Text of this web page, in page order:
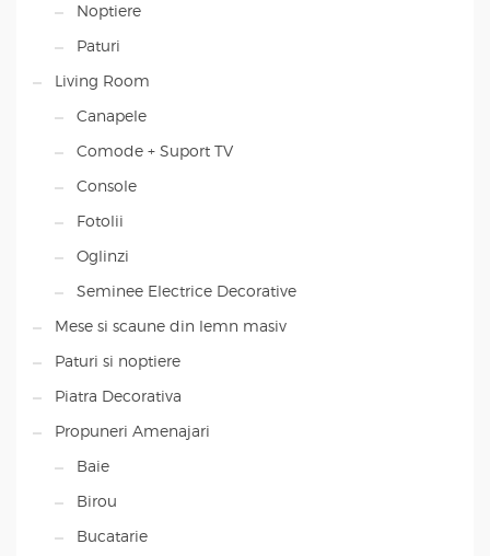
Noptiere
Paturi
Living Room
Canapele
Comode + Suport TV
Console
Fotolii
Oglinzi
Seminee Electrice Decorative
Mese si scaune din lemn masiv
Paturi si noptiere
Piatra Decorativa
Propuneri Amenajari
Baie
Birou
Bucatarie